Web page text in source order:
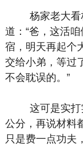
杨家老大看杨
道：“爸，这活
宿，明天再起个
交给小弟，等过
不会耽误的。”
这可是实打实
公分，再说材料
只是费一点功夫